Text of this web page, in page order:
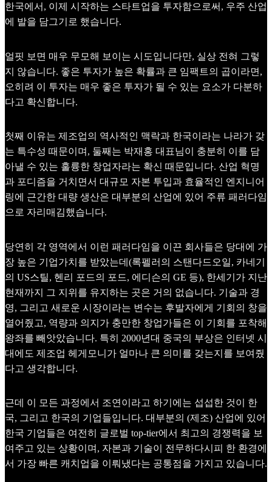
한국에서, 이제 시작하는 스타트업을 투자함으로써, 우주 산업
에 발을 담그기로 했습니다.
얼핏 보면 매우 무모해 보이는 시도입니다만, 실상 전혀 그렇
지 않습니다. 좋은 투자가 높은 확률과 큰 임팩트의 곱이라면,
오히려 이 투자는 매우 좋은 투자가 될 수 있는 요소가 다분하
다고 확신합니다.
첫째 이유는 제조업의 역사적인 맥락과 한국이라는 나라가 갖
는 특수성 때문이며, 둘째는 박재홍 대표님이 충분히 이를 담
아낼 수 있는 훌륭한 창업자라는 확신 때문입니다. 산업 혁명
과 포디즘을 거치면서 대규모 자본 투입과 효율적인 엔지니어
링에 근간한 대량 생산은 대부분의 산업에 있어 주류 패러다임
으로 자리매김했습니다.
당연히 각 영역에서 이런 패러다임을 이끈 회사들은 당대에 가
장 높은 기업가치를 받았는데(록펠러의 스탠다드오일, 카네기
의 US스틸, 헨리 포드의 포드, 에디슨의 GE 등), 한세기가 지난
현재까지 그 지위를 유지하는 곳은 거의 없습니다. 기술과 경
영, 그리고 새로운 시장이라는 변수는 후발자에게 기회의 창을
열어줬고, 역량과 의지가 충만한 창업가들은 이 기회를 포착해
왕좌를 빼앗았습니다. 특히 2000년대 중국의 부상은 인터넷 시
대에도 제조업 헤게모니가 얼마나 큰 의미를 갖는지를 보여줬
다고 생각합니다.
근데 이 모든 과정에서 조연이라고 하기에는 섭섭한 것이 한
국, 그리고 한국의 기업들입니다. 대부분의 (제조) 산업에 있어
한국 기업들은 여전히 글로벌 top-tier에서 최고의 경쟁력을 보
여주고 있는 상황이며, 자본과 기술이 전무하다시피 한 환경에
서 가장 빠른 캐치업을 이뤄냈다는 공통점을 가지고 있습니다.